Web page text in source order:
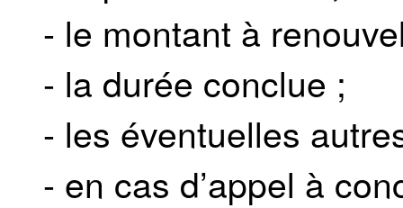
- le montant à
- la durée conclue ;
- les éventuelles
- en cas d’appel à